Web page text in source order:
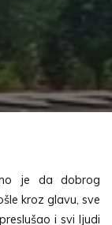
je da dobrog
kroz glavu, sve
i svi ljudi